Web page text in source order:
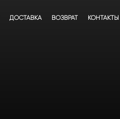
ДОСТАВКА ВОЗВРАТ КОНТАКТЫ